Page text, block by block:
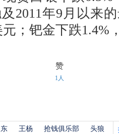
2011年9月以来
元；钯金下跌1.4%
赞
1人
王杨 抢钱俱乐部
头狼